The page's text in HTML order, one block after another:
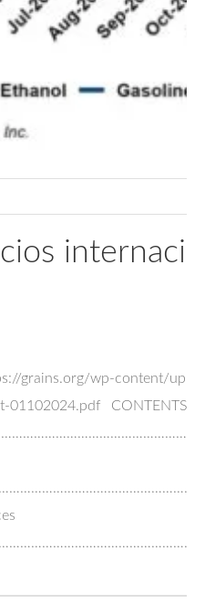
grains.org/wp-content/
01102024.pdf CONTENTS